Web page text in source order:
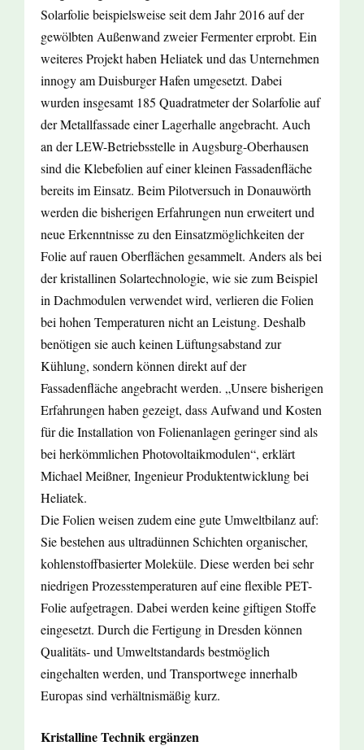
Solarfolie beispielsweise seit dem Jahr 2016 auf der
gewölbten Außenwand zweier Fermenter erprobt. Ein
weiteres Projekt haben Heliatek und das Unternehmen
innogy am Duisburger Hafen umgesetzt. Dabei
wurden insgesamt 185 Quadratmeter der Solarfolie auf
der Metallfassade einer Lagerhalle angebracht. Auch
an der LEW-Betriebsstelle in Augsburg-Oberhausen
sind die Klebefolien auf einer kleinen Fassadenfläche
bereits im Einsatz. Beim Pilotversuch in Donauwörth
werden die bisherigen Erfahrungen nun erweitert und
neue Erkenntnisse zu den Einsatzmöglichkeiten der
Folie auf rauen Oberflächen gesammelt. Anders als bei
der kristallinen Solartechnologie, wie sie zum Beispiel
in Dachmodulen verwendet wird, verlieren die Folien
bei hohen Temperaturen nicht an Leistung. Deshalb
benötigen sie auch keinen Lüftungsabstand zur
Kühlung, sondern können direkt auf der
Fassadenfläche angebracht werden. „Unsere bisherigen
Erfahrungen haben gezeigt, dass Aufwand und Kosten
für die Installation von Folienanlagen geringer sind als
bei herkömmlichen Photovoltaikmodulen“, erklärt
Michael Meißner, Ingenieur Produktentwicklung bei
Heliatek.
Die Folien weisen zudem eine gute Umweltbilanz auf:
Sie bestehen aus ultradünnen Schichten organischer,
kohlenstoffbasierter Moleküle. Diese werden bei sehr
niedrigen Prozesstemperaturen auf eine flexible PET-
Folie aufgetragen. Dabei werden keine giftigen Stoffe
eingesetzt. Durch die Fertigung in Dresden können
Qualitäts- und Umweltstandards bestmöglich
eingehalten werden, und Transportwege innerhalb
Europas sind verhältnismäßig kurz.
Kristalline Technik ergänzen